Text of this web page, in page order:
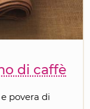
di caffè
povera di